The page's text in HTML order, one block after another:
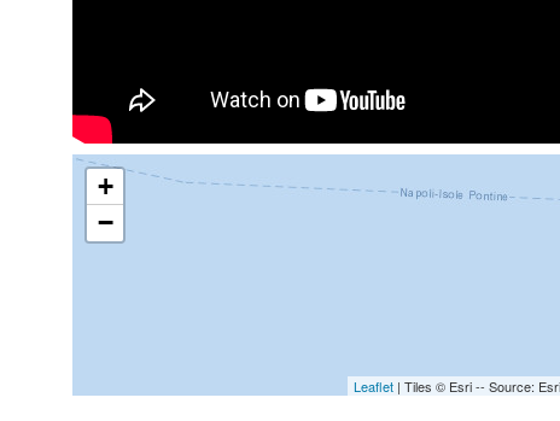
+
−
Leaflet | Tiles © Esri -- Source: